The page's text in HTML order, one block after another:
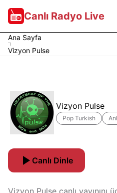
Canlı Radyo Live
Ana Sayfa
Vizyon Pulse
Vizyon Pulse
Pop Turkish
Canlı Dinle
Vizyon Pulse canlı yayınını